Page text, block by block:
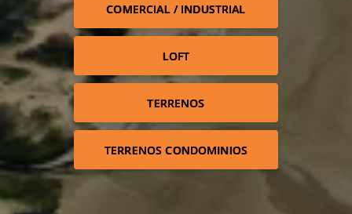
COMERCIAL / INDUSTRIAL
LOFT
TERRENOS
TERRENOS CONDOMINIOS